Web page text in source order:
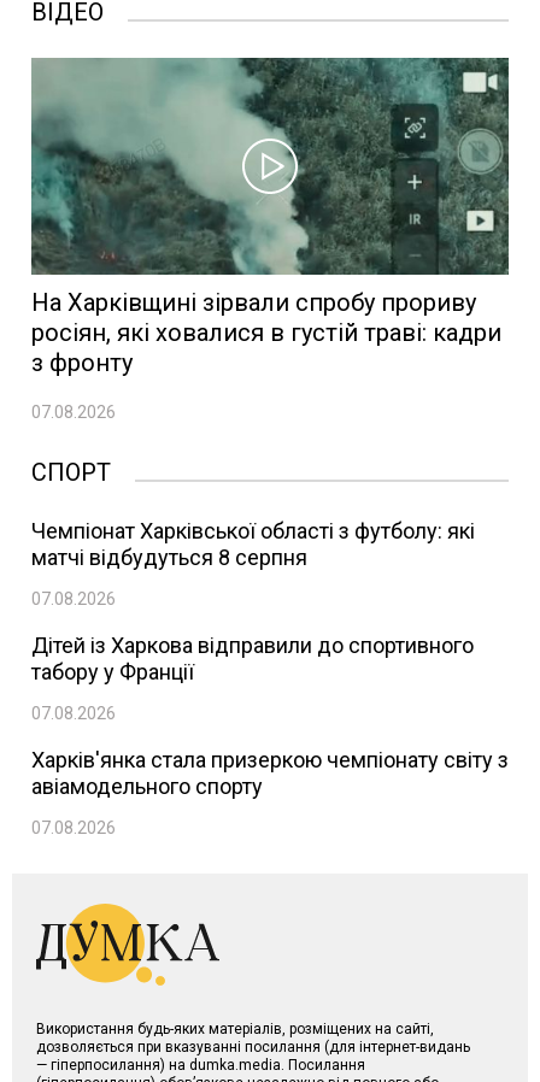
ВІДЕО
На Харківщині зірвали спробу прориву
росіян, які ховалися в густій траві: кадри
з фронту
07.08.2026
СПОРТ
Чемпіонат Харківської області з футболу: які
матчі відбудуться 8 серпня
07.08.2026
Дітей із Харкова відправили до спортивного
табору у Франції
07.08.2026
Харків'янка стала призеркою чемпіонату світу з
авіамодельного спорту
07.08.2026
Використання будь-яких матеріалів, розміщених на сайті,
дозволяється при вказуванні посилання (для інтернет-видань
— гіперпосилання) на dumka.media. Посилання